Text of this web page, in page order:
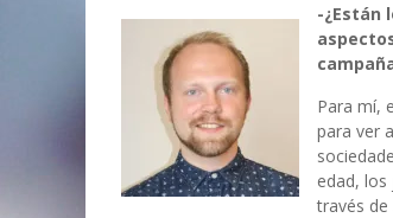
-¿Están
Para mí,
para ver
edad,
través